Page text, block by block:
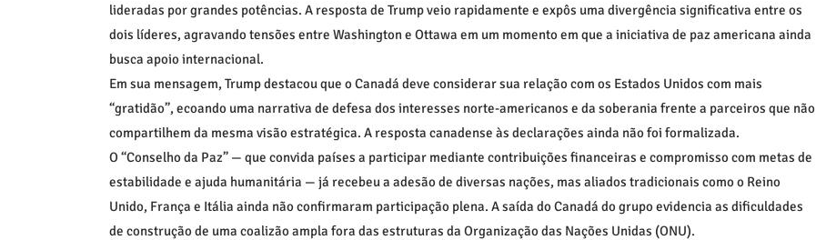
lideradas por grandes potências. A resposta de Trump veio rapidamente e expôs uma divergência significativa entre os
dois líderes, agravando tensões entre Washington e Ottawa em um momento em que a iniciativa de paz americana ainda
busca apoio internacional.
Em sua mensagem, Trump destacou que o Canadá deve considerar sua relação com os Estados Unidos com mais
“gratidão”, ecoando uma narrativa de defesa dos interesses norte-americanos e da soberania frente a parceiros que não
compartilhem da mesma visão estratégica. A resposta canadense às declarações ainda não foi formalizada.
O “Conselho da Paz” — que convida países a participar mediante contribuições financeiras e compromisso com metas de
estabilidade e ajuda humanitária — já recebeu a adesão de diversas nações, mas aliados tradicionais como o Reino
Unido, França e Itália ainda não confirmaram participação plena. A saída do Canadá do grupo evidencia as dificuldades
de construção de uma coalizão ampla fora das estruturas da Organização das Nações Unidas (ONU).